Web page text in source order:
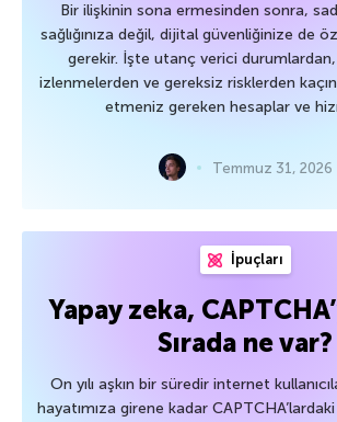
Bir ilişkinin sona ermesinden sonra,
sağlığınıza değil, dijital güvenliğinize de
gerekir. İşte utanç verici
izlenmelerden ve gereksiz risklerden
etmeniz gereken hesaplar ve
Temmuz 31, 2026
İpuçları
Yapay zeka,
Sırada ne var?
On yılı aşkın bir süredir internet
hayatımıza girene kadar CAPTCHA’lardaki